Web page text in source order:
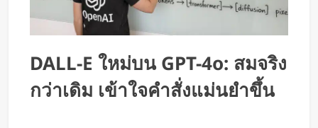
DALL-E ใหม่บน GPT-4o: สมจริง
กว่าเดิม เข้าใจคำสั่งแม่นยำขึ้น